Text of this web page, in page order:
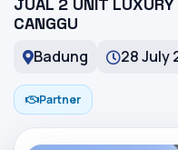
CANGGU
Badung 28 July
Partner